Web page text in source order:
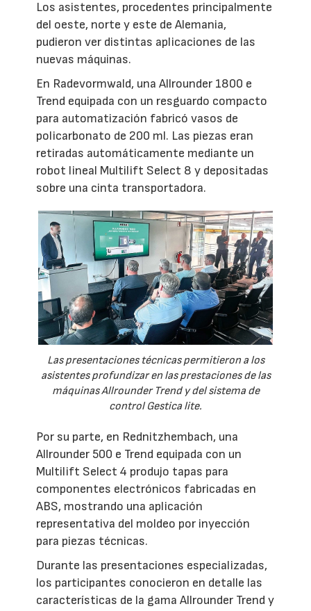
Los asistentes, procedentes principalmente
del oeste, norte y este de Alemania,
pudieron ver distintas aplicaciones de las
nuevas máquinas.
En Radevormwald, una Allrounder 1800 e
Trend equipada con un resguardo compacto
para automatización fabricó vasos de
policarbonato de 200 ml. Las piezas eran
retiradas automáticamente mediante un
robot lineal Multilift Select 8 y depositadas
sobre una cinta transportadora.
Las presentaciones técnicas permitieron a los
asistentes profundizar en las prestaciones de las
máquinas Allrounder Trend y del sistema de
control Gestica lite.
Por su parte, en Rednitzhembach, una
Allrounder 500 e Trend equipada con un
Multilift Select 4 produjo tapas para
componentes electrónicos fabricadas en
ABS, mostrando una aplicación
representativa del moldeo por inyección
para piezas técnicas.
Durante las presentaciones especializadas,
los participantes conocieron en detalle las
características de la gama Allrounder Trend y